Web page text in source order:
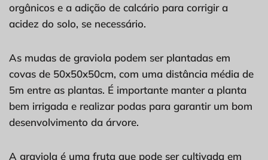
orgânicos e a adição de calcário para corrigir a
acidez do solo, se necessário.
As mudas de graviola podem ser plantadas em
covas de 50x50x50cm, com uma distância média de
5m entre as plantas. É importante manter a planta
bem irrigada e realizar podas para garantir um bom
desenvolvimento da árvore.
A graviola é uma fruta que pode ser cultivada em